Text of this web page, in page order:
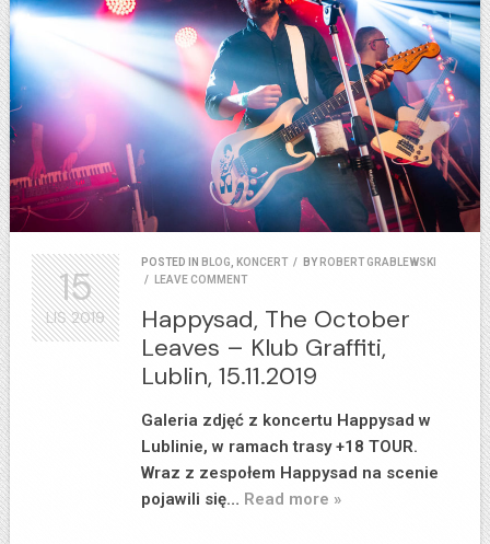
POSTED IN BLOG KONCERT / BY ROBERT GRABLEWSKI
/
LEAVE COMMENT
Happysad, The October
Leaves – Klub Graffiti,
Lublin, 15.11.2019
Galeria zdjęć z koncertu Happysad w
Lublinie, w ramach trasy +18 TOUR.
Wraz z zespołem Happysad na scenie
pojawili się… Read more »
15
LIS2019